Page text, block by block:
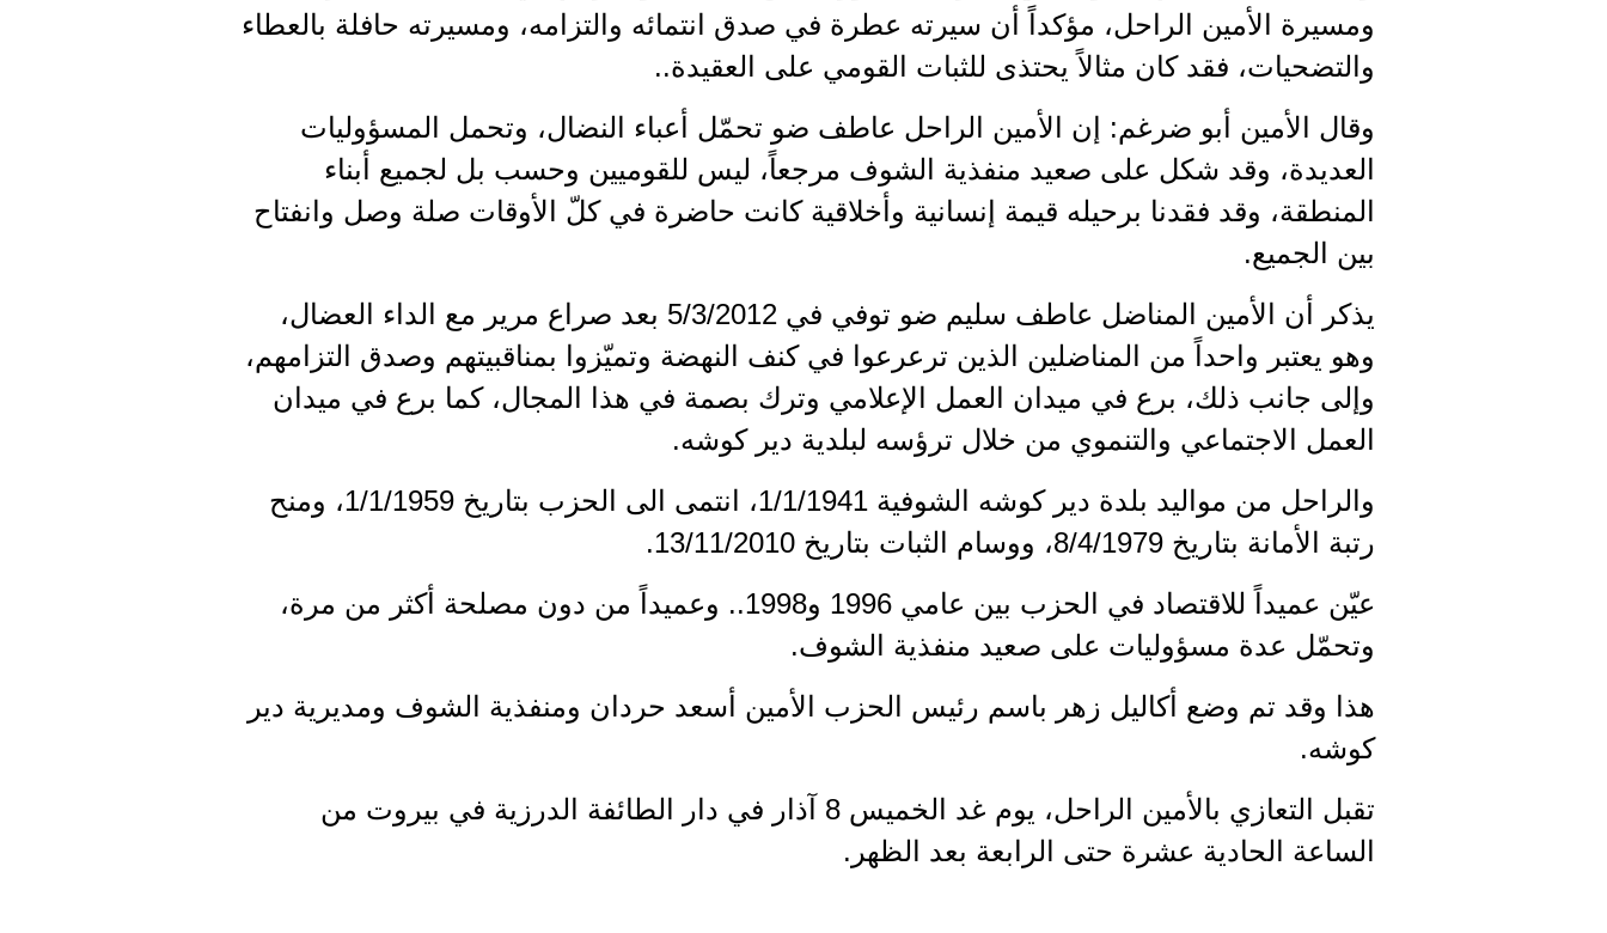
ومسيرة الأمين الراحل، مؤكداً أن سيرته عطرة في صدق انتمائه والتزامه، ومسيرته حافلة بالعطاء
والتضحيات، فقد كان مثالاً يحتذى للثبات القومي على العقيدة..
وقال الأمين أبو ضرغم: إن الأمين الراحل عاطف ضو تحمّل أعباء النضال، وتحمل المسؤوليات
العديدة، وقد شكل على صعيد منفذية الشوف مرجعاً، ليس للقوميين وحسب بل لجميع أبناء
المنطقة، وقد فقدنا برحيله قيمة إنسانية وأخلاقية كانت حاضرة في كلّ الأوقات صلة وصل وانفتاح
بين الجميع.
يذكر أن الأمين المناضل عاطف سليم ضو توفي في 5/3/2012 بعد صراع مرير مع الداء العضال،
وهو يعتبر واحداً من المناضلين الذين ترعرعوا في كنف النهضة وتميّزوا بمناقبيتهم وصدق التزامهم،
وإلى جانب ذلك، برع في ميدان العمل الإعلامي وترك بصمة في هذا المجال، كما برع في ميدان
العمل الاجتماعي والتنموي من خلال ترؤسه لبلدية دير كوشه.
والراحل من مواليد بلدة دير كوشه الشوفية 1/1/1941، انتمى الى الحزب بتاريخ 1/1/1959، ومنح
رتبة الأمانة بتاريخ 8/4/1979، ووسام الثبات بتاريخ 13/11/2010.
عيّن عميداً للاقتصاد في الحزب بين عامي 1996 و1998.. وعميداً من دون مصلحة أكثر من مرة،
وتحمّل عدة مسؤوليات على صعيد منفذية الشوف.
هذا وقد تم وضع أكاليل زهر باسم رئيس الحزب الأمين أسعد حردان ومنفذية الشوف ومديرية دير
كوشه.
تقبل التعازي بالأمين الراحل، يوم غد الخميس 8 آذار في دار الطائفة الدرزية في بيروت من
الساعة الحادية عشرة حتى الرابعة بعد الظهر.